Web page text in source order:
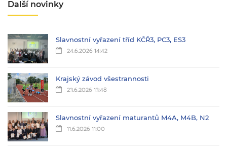
Další novinky
Slavnostní vyřazení tříd KČŘ3, PC3, ES3
24.6.2026 14:42
Krajský závod všestrannosti
23.6.2026 13:48
Slavnostní vyřazení maturantů M4A, M4B, N2
11.6.2026 11:00